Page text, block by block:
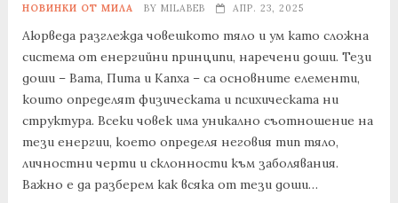
НОВИНКИ ОТ МИЛА BY MILABEB АПР. 23, 2025
Аюрведа разглежда човешкото тяло и ум като сложна
система от енергийни принципи, наречени доши. Тези
доши – Вата, Пита и Капха – са основните елементи,
които определят физическата и психическата ни
структура. Всеки човек има уникално съотношение на
тези енергии, което определя неговия тип тяло,
личностни черти и склонности към заболявания.
Важно е да разберем как всяка от тези доши…